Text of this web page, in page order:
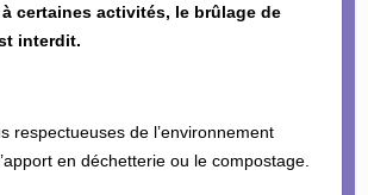
certaines activités, le brûlage de
interdit.
respectueuses de l’environnement
en déchetterie ou le compostage.